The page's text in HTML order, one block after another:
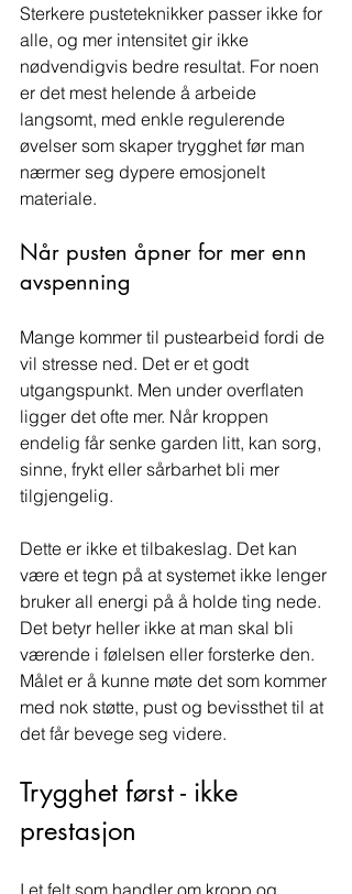
Sterkere pusteteknikker passer ikke for
alle, og mer intensitet gir ikke
nødvendigvis bedre resultat. For noen
er det mest helende å arbeide
langsomt, med enkle regulerende
øvelser som skaper trygghet før man
nærmer seg dypere emosjonelt
materiale.
Når pusten åpner for mer enn
avspenning
Mange kommer til pustearbeid fordi de
vil stresse ned. Det er et godt
utgangspunkt. Men under overflaten
ligger det ofte mer. Når kroppen
endelig får senke garden litt, kan sorg,
sinne, frykt eller sårbarhet bli mer
tilgjengelig.
Dette er ikke et tilbakeslag. Det kan
være et tegn på at systemet ikke lenger
bruker all energi på å holde ting nede.
Det betyr heller ikke at man skal bli
værende i følelsen eller forsterke den.
Målet er å kunne møte det som kommer
med nok støtte, pust og bevissthet til at
det får bevege seg videre.
Trygghet først - ikke
prestasjon